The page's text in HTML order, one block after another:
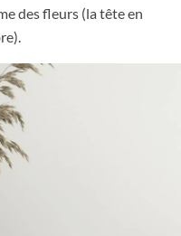
des fleurs (la tête en